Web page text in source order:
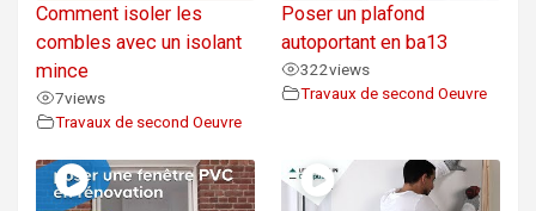
Comment isoler les
combles avec un isolant
mince
7views
Travaux de second Oeuvre
Poser un plafond
autoportant en ba13
322views
Travaux de second Oeuvre